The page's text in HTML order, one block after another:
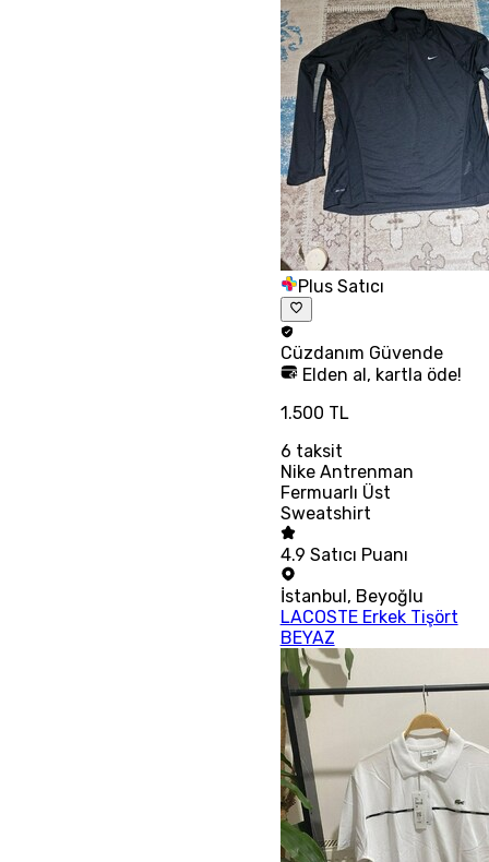
Plus Satıcı
Cüzdanım Güvende
Elden al, kartla öde!
1.500 TL
6 taksit
Nike Antrenman
Fermuarlı Üst
Sweatshirt
4.9 Satıcı Puanı
İstanbul, Beyoğlu
LACOSTE Erkek Tişört
BEYAZ